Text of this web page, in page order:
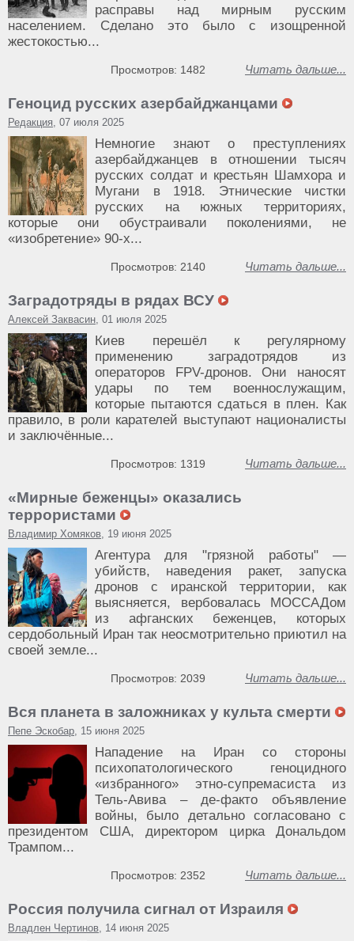
расправы над мирным русским
населением. Сделано это было с изощренной
жестокостью...
Читать дальше...
Просмотров: 1482
Геноцид русских азербайджанцами
Редакция, 07 июля 2025
Немногие знают о преступлениях
азербайджанцев в отношении тысяч
русских солдат и крестьян Шамхора и
Мугани в 1918. Этнические чистки
русских на южных территориях,
которые они обустраивали поколениями, не
«изобретение» 90-х...
Читать дальше...
Просмотров: 2140
Заградотряды в рядах ВСУ
Алексей Заквасин, 01 июля 2025
Киев перешёл к регулярному
применению заградотрядов из
операторов FPV-дронов. Они наносят
удары по тем военнослужащим,
которые пытаются сдаться в плен. Как
правило, в роли карателей выступают националисты
и заключённые...
Читать дальше...
Просмотров: 1319
«Мирные беженцы» оказались
террористами
Владимир Хомяков, 19 июня 2025
Агентура для "грязной работы" —
убийств, наведения ракет, запуска
дронов с иранской территории, как
выясняется, вербовалась МОССАДом
из афганских беженцев, которых
сердобольный Иран так неосмотрительно приютил на
своей земле...
Читать дальше...
Просмотров: 2039
Вся планета в заложниках у культа смерти
Пепе Эскобар, 15 июня 2025
Нападение на Иран со стороны
психопатологического геноцидного
«избранного» этно-супремасиста из
Тель-Авива – де-факто объявление
войны, было детально согласовано с
президентом США, директором цирка Дональдом
Трампом...
Читать дальше...
Просмотров: 2352
Россия получила сигнал от Израиля
Владлен Чертинов, 14 июня 2025